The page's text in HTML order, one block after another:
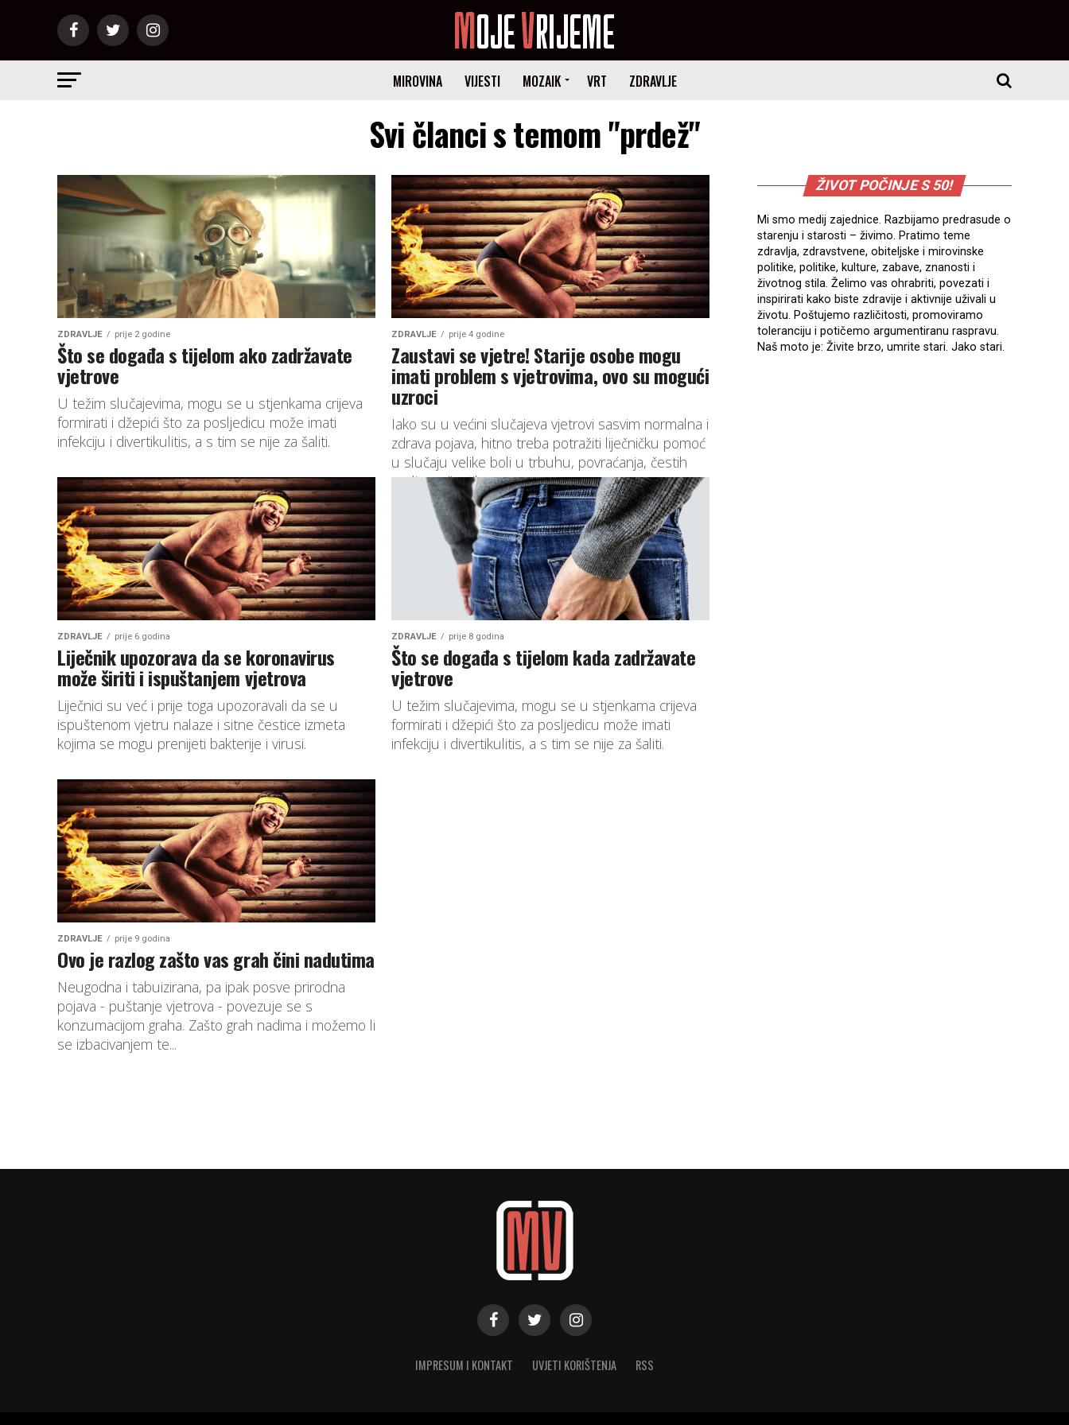
MIROVINA VIJESTI MOZAIK VRT ZDRAVLJE
Svi članci s temom "prdež"
ZDRAVLJE prije 2 godine
Što se događa s tijelom ako zadržavate
vjetrove
U težim slučajevima, mogu se u stjenkama crijeva
formirati i džepići što za posljedicu može imati
infekciju i divertikulitis, a s tim se nije za šaliti.
ZDRAVLJE prije 4 godine
Zaustavi se vjetre! Starije osobe mogu
imati problem s vjetrovima, ovo su mogući
uzroci
Iako su u većini slučajeva vjetrovi sasvim normalna i
zdrava pojava, hitno treba potražiti liječničku pomoć
u slučaju velike boli u trbuhu, povraćanja, čestih
proljeva, čestih...
ZDRAVLJE prije 6 godina
Liječnik upozorava da se koronavirus
može širiti i ispuštanjem vjetrova
Liječnici su već i prije toga upozoravali da se u
ispuštenom vjetru nalaze i sitne čestice izmeta
kojima se mogu prenijeti bakterije i virusi.
ZDRAVLJE prije 8 godina
Što se događa s tijelom kada zadržavate
vjetrove
U težim slučajevima, mogu se u stjenkama crijeva
formirati i džepići što za posljedicu može imati
infekciju i divertikulitis, a s tim se nije za šaliti.
ZDRAVLJE prije 9 godina
Ovo je razlog zašto vas grah čini nadutima
Neugodna i tabuizirana, pa ipak posve prirodna
pojava - puštanje vjetrova - povezuje se s
konzumacijom graha. Zašto grah nadima i možemo li
se izbacivanjem te...
ŽIVOT POČINJE S 50!
Mi smo medij zajednice. Razbijamo predrasude o
starenju i starosti – živimo. Pratimo teme
zdravlja, zdravstvene, obiteljske i mirovinske
politike, politike, kulture, zabave, znanosti i
životnog stila. Želimo vas ohrabriti, povezati i
inspirirati kako biste zdravije i aktivnije uživali u
životu. Poštujemo različitosti, promoviramo
toleranciju i potičemo argumentiranu raspravu.
Naš moto je: Živite brzo, umrite stari. Jako stari.
IMPRESUM I KONTAKT UVJETI KORIŠTENJA RSS